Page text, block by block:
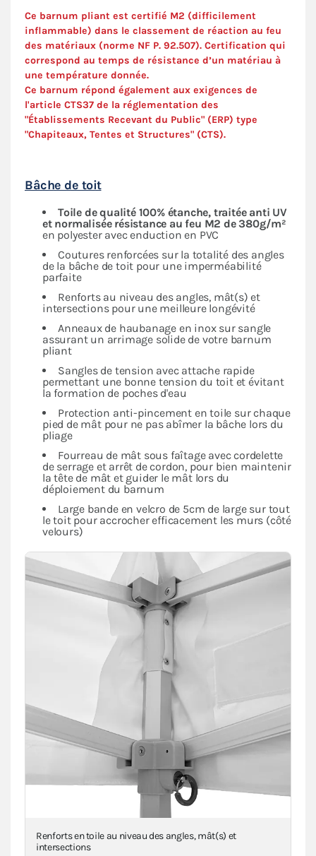
Ce barnum pliant est certifié M2 (difficilement
inflammable) dans le classement de réaction au feu
des matériaux (norme NF P. 92.507). Certification qui
correspond au temps de résistance d’un matériau à
une température donnée.
Ce barnum répond également aux exigences de
l'article CTS37 de la réglementation des
"Établissements Recevant du Public" (ERP) type
"Chapiteaux, Tentes et Structures" (CTS).
Bâche de toit
Toile de qualité 100% étanche, traitée anti UV
et normalisée résistance au feu M2 de 380g/m²
en polyester avec enduction en PVC
Coutures renforcées sur la totalité des angles
de la bâche de toit pour une imperméabilité
parfaite
Renforts au niveau des angles, mât(s) et
intersections pour une meilleure longévité
Anneaux de haubanage en inox sur sangle
assurant un arrimage solide de votre barnum
pliant
Sangles de tension avec attache rapide
permettant une bonne tension du toit et évitant
la formation de poches d'eau
Protection anti-pincement en toile sur chaque
pied de mât pour ne pas abîmer la bâche lors du
pliage
Fourreau de mât sous faîtage avec cordelette
de serrage et arrêt de cordon, pour bien maintenir
la tête de mât et guider le mât lors du
déploiement du barnum
Large bande en velcro de 5cm de large sur tout
le toit pour accrocher efficacement les murs (côté
velours)
Renforts en toile au niveau des angles, mât(s) et
intersections